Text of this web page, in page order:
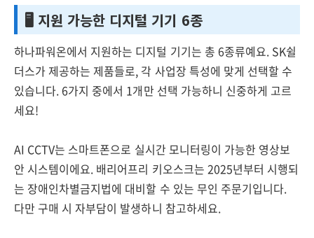
🖥️ 지원 가능한 디지털 기기 6종
하나파워온에서 지원하는 디지털 기기는 총 6종류예요. SK쉴
더스가 제공하는 제품들로, 각 사업장 특성에 맞게 선택할 수
있습니다. 6가지 중에서 1개만 선택 가능하니 신중하게 고르
세요!
AI CCTV는 스마트폰으로 실시간 모니터링이 가능한 영상보
안 시스템이에요. 배리어프리 키오스크는 2025년부터 시행되
는 장애인차별금지법에 대비할 수 있는 무인 주문기입니다.
다만 구매 시 자부담이 발생하니 참고하세요.